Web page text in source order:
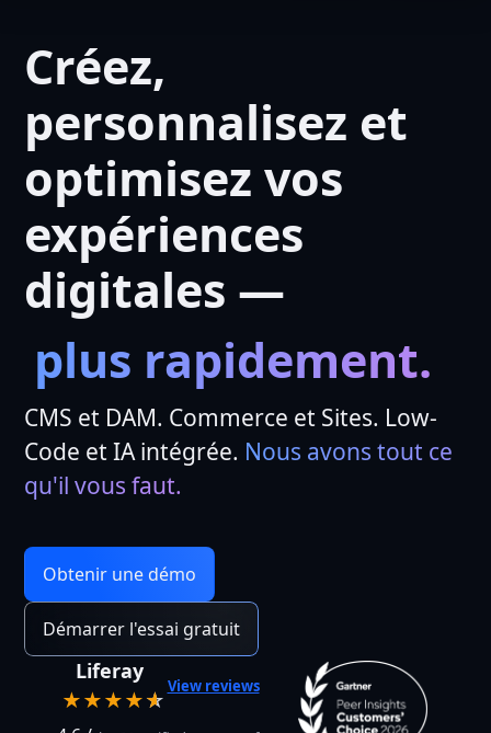
Créez,
personnalisez et
optimisez vos
expériences
digitales —
plus rapidement.
CMS et DAM. Commerce et Sites. Low-
Code et IA intégrée. Nous avons tout ce
qu'il vous faut.
Obtenir une démo
Démarrer l'essai gratuit
Liferay
★★★★★
☆
View reviews